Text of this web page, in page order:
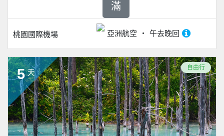
桃園國際機場 亞洲航空 午去晚回
滿
5 天
自由行